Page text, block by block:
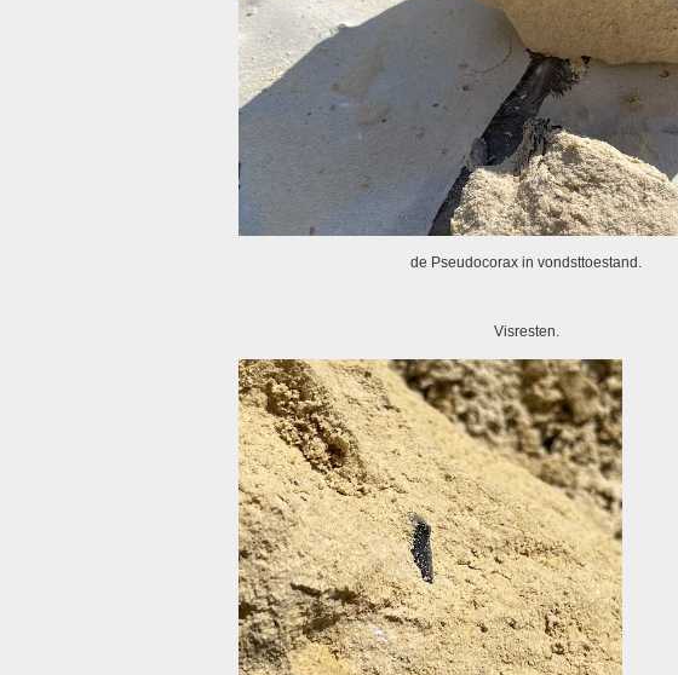
de Pseudocorax in vondsttoestand.
Visresten.